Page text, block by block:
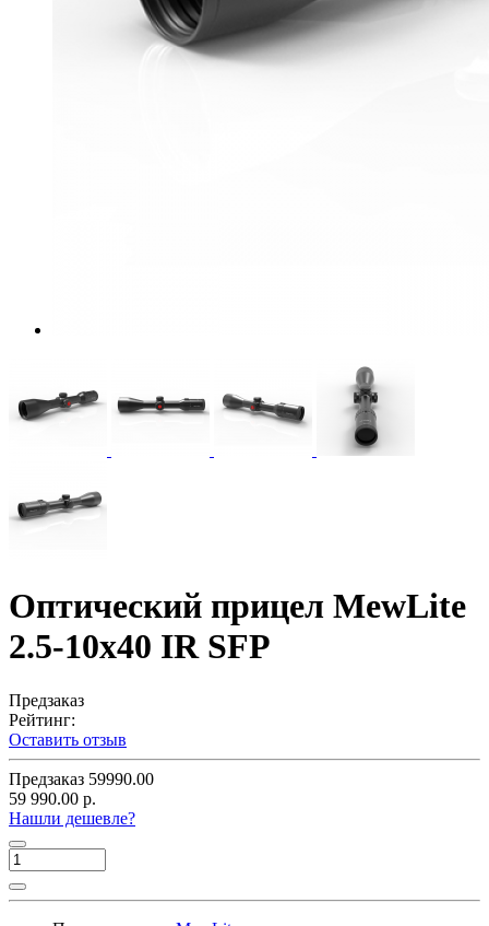
Оптический прицел MewLite
2.5-10x40 IR SFP
Предзаказ
Рейтинг:
Оставить отзыв
Предзаказ 59990.00
59 990.00 р.
Нашли дешевле?